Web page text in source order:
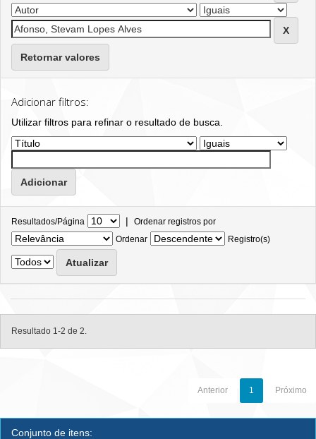
Retornar valores
Adicionar filtros:
Utilizar filtros para refinar o resultado de busca.
Resultados/Página | Ordenar registros por
Ordenar
Registro(s)
Resultado 1-2 de 2.
Anterior 1 Próximo
Conjunto de itens: